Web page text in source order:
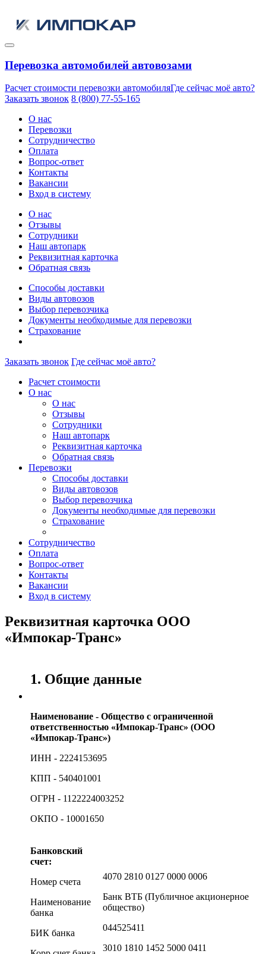
Перевозка автомобилей автовозами
Расчет стоимости перевозки автомобиляГде сейчас моё авто?
Заказать звонок 8 (800) 77-55-165
О нас
Перевозки
Сотрудничество
Оплата
Вопрос-ответ
Контакты
Вакансии
Вход в систему
О нас
Отзывы
Сотрудники
Наш автопарк
Реквизитная карточка
Обратная связь
Способы доставки
Виды автовозов
Выбор перевозчика
Документы необходимые для перевозки
Страхование
Заказать звонок Где сейчас моё авто?
Расчет стоимости
О нас
О нас
Отзывы
Сотрудники
Наш автопарк
Реквизитная карточка
Обратная связь
Перевозки
Способы доставки
Виды автовозов
Выбор перевозчика
Документы необходимые для перевозки
Страхование
Сотрудничество
Оплата
Вопрос-ответ
Контакты
Вакансии
Вход в систему
Реквизитная карточка ООО
«Импокар-Транс»
1. Общие данные
Наименование - Общество с ограниченной
ответственностью «Импокар-Транс» (ООО
«Импокар-Транс»)
ИНН - 2224153695
КПП - 540401001
ОГРН - 1122224003252
ОКПО - 10001650
Банковский
счет:
Номер счета
Наименование
банка
БИК банка
4070 2810 0127 0000 0006
Банк ВТБ (Публичное акционерное
общество)
044525411
3010 1810 1452 5000 0411